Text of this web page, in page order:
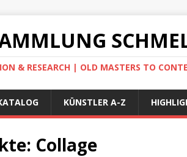
& RESEARCH | OLD MASTERS TO
KÜNSTLER A-Z
Collage